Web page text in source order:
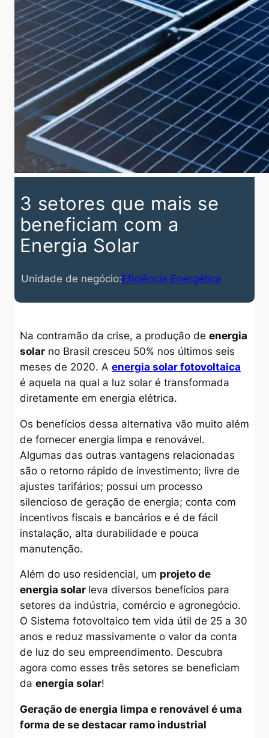
3 setores que mais se
beneficiam com a
Energia Solar
Unidade de negócio:Eficiência Energética
Na contramão da crise, a produção de energia
solarno Brasil cresceu 50% nos últimos seis
meses de 2020. A energia solar fotovoltaica
é aquela na qual a luz solar é transformada
diretamente em energia elétrica.
Os benefícios dessa alternativa vão muito além
de fornecer energia limpa e renovável.
Algumas das outras vantagens relacionadas
são o retorno rápido de investimento; livre de
ajustes tarifários; possui um processo
silencioso de geração de energia; conta com
incentivos fiscais e bancários e é de fácil
instalação, alta durabilidade e pouca
manutenção.
Além do uso residencial, um projeto de
energia solar leva diversos benefícios para
setores da indústria, comércio e agronegócio.
O Sistema fotovoltaico tem vida útil de 25 a 30
anos e reduz massivamente o valor da conta
de luz do seu empreendimento. Descubra
agora como esses três setores se beneficiam
da energia solar!
Geração de energia limpa e renovável é uma
forma de se destacar ramo industrial